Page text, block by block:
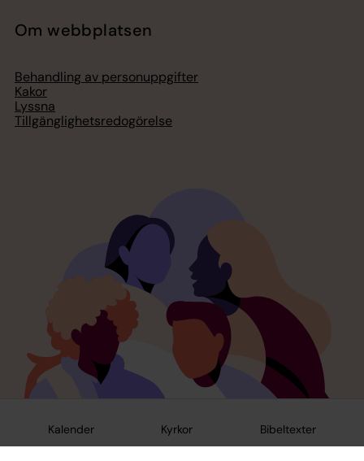
Kalender Kyrkor Bibeltexter
Om webbplatsen
Behandling av personuppgifter
Kakor
Lyssna
Tillgänglighetsredogörelse